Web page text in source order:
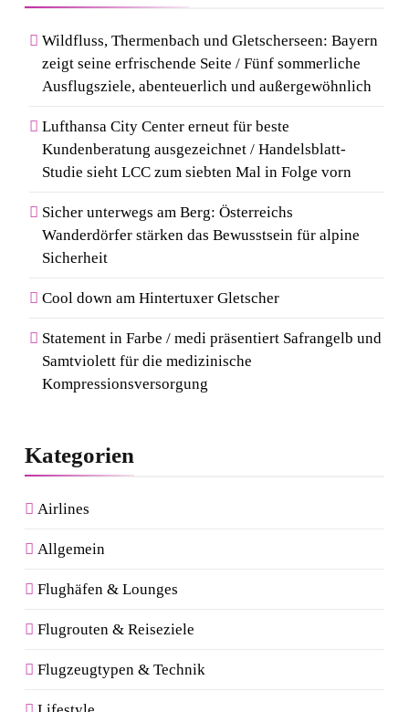
Wildfluss, Thermenbach und Gletscherseen: Bayern
zeigt seine erfrischende Seite / Fünf sommerliche
Ausflugsziele, abenteuerlich und außergewöhnlich
Lufthansa City Center erneut für beste
Kundenberatung ausgezeichnet / Handelsblatt-
Studie sieht LCC zum siebten Mal in Folge vorn
Sicher unterwegs am Berg: Österreichs
Wanderdörfer stärken das Bewusstsein für alpine
Sicherheit
Cool down am Hintertuxer Gletscher
Statement in Farbe / medi präsentiert Safrangelb und
Samtviolett für die medizinische
Kompressionsversorgung
Kategorien
Airlines
Allgemein
Flughäfen & Lounges
Flugrouten & Reiseziele
Flugzeugtypen & Technik